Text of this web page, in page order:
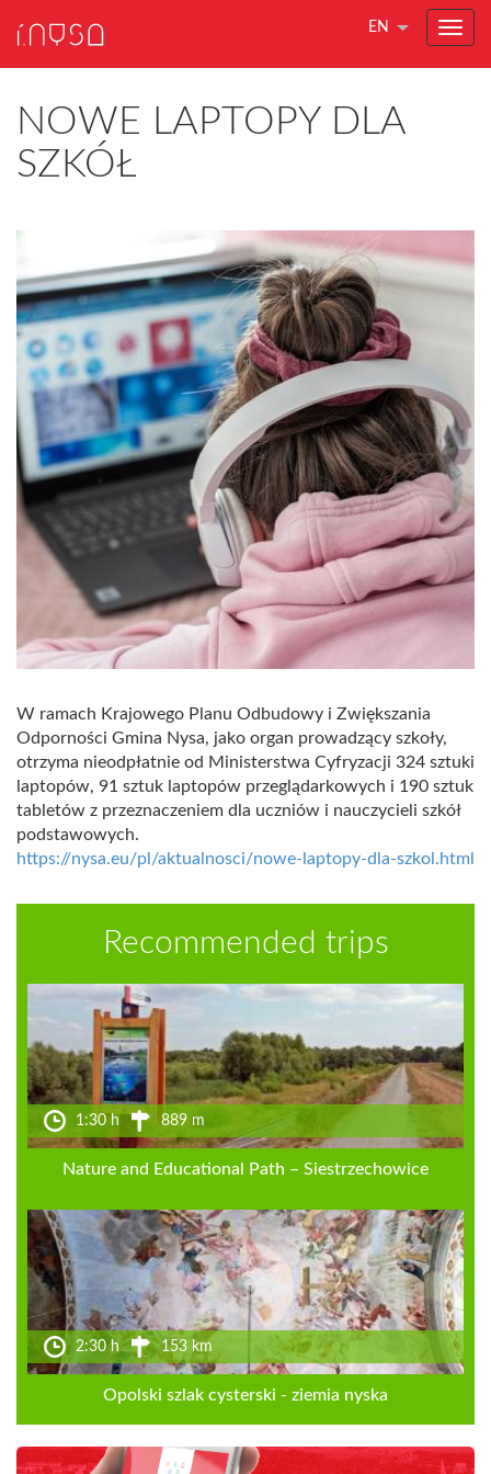
EN
NOWE LAPTOPY DLA
SZKÓŁ
W ramach Krajowego Planu Odbudowy i Zwiększania
Odporności Gmina Nysa, jako organ prowadzący szkoły,
otrzyma nieodpłatnie od Ministerstwa Cyfryzacji 324 sztuki
laptopów, 91 sztuk laptopów przeglądarkowych i 190 sztuk
tabletów z przeznaczeniem dla uczniów i nauczycieli szkół
podstawowych.
https://nysa.eu/pl/aktualnosci/nowe-laptopy-dla-szkol.html
Recommended trips
1:30 h 889 m
Nature and Educational Path – Siestrzechowice
2:30 h 153 km
Opolski szlak cysterski - ziemia nyska